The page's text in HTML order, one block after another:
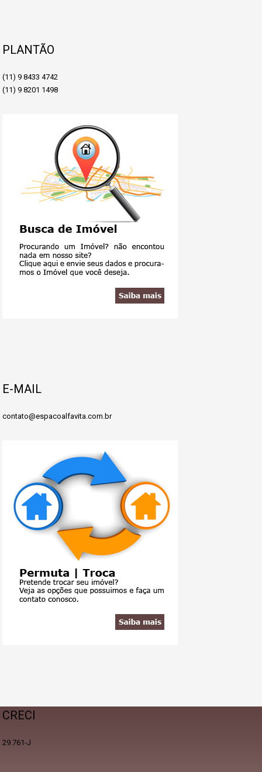
PLANTÃO
(11) 9 8433 4742
(11) 9 8201 1498
E-MAIL
contato@espacoalfavita.com.br
CRECI
29.761-J